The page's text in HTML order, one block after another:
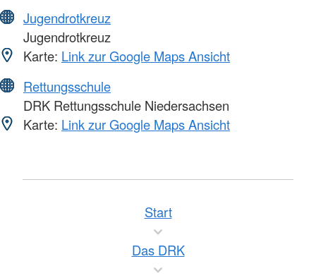
Jugendrotkreuz
Jugendrotkreuz
Karte: Link zur Google Maps Ansicht
Rettungsschule
DRK Rettungsschule Niedersachsen
Karte: Link zur Google Maps Ansicht
Start
Das DRK